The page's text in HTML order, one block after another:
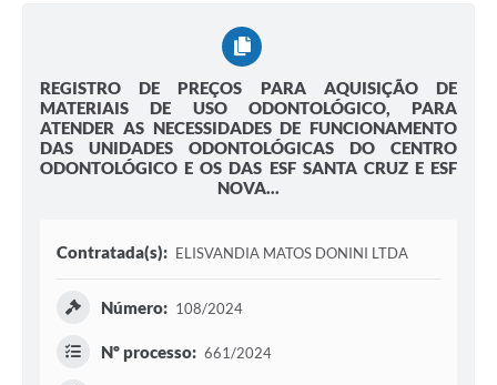
REGISTRO DE PREÇOS PARA AQUISIÇÃO DE
MATERIAIS DE USO ODONTOLÓGICO, PARA
ATENDER AS NECESSIDADES DE FUNCIONAMENTO
DAS UNIDADES ODONTOLÓGICAS DO CENTRO
ODONTOLÓGICO E OS DAS ESF SANTA CRUZ E ESF
NOVA...
Contratada(s): ELISVANDIA MATOS DONINI LTDA
Número: 108/2024
Nº processo: 661/2024